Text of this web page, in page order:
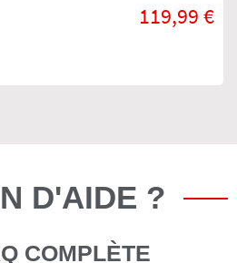
119,99 €
D'AIDE ?
COMPLÈTE